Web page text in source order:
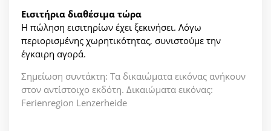
Εισιτήρια διαθέσιμα τώρα
Η πώληση εισιτηρίων έχει ξεκινήσει. Λόγω
περιορισμένης χωρητικότητας, συνιστούμε την
έγκαιρη αγορά.
Σημείωση συντάκτη: Τα δικαιώματα εικόνας ανήκουν
στον αντίστοιχο εκδότη. Δικαιώματα εικόνας:
Ferienregion Lenzerheide